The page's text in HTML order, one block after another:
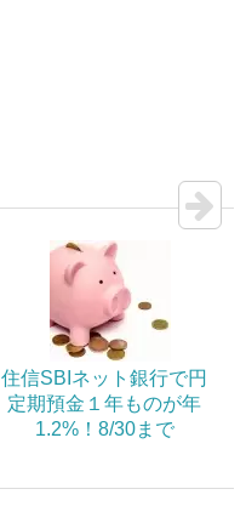
住信SBIネット銀行で円
定期預金１年ものが年
1.2%！8/30まで